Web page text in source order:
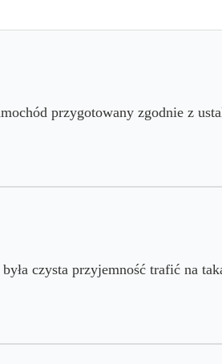
przygotowany zgodnie z
czysta przyjemność trafić na